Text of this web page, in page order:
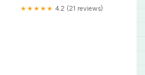
★★★★★ 4.2 (21 reviews)